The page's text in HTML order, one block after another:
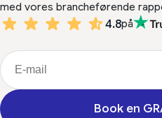
med vores brancheførende
4.8på
Book en